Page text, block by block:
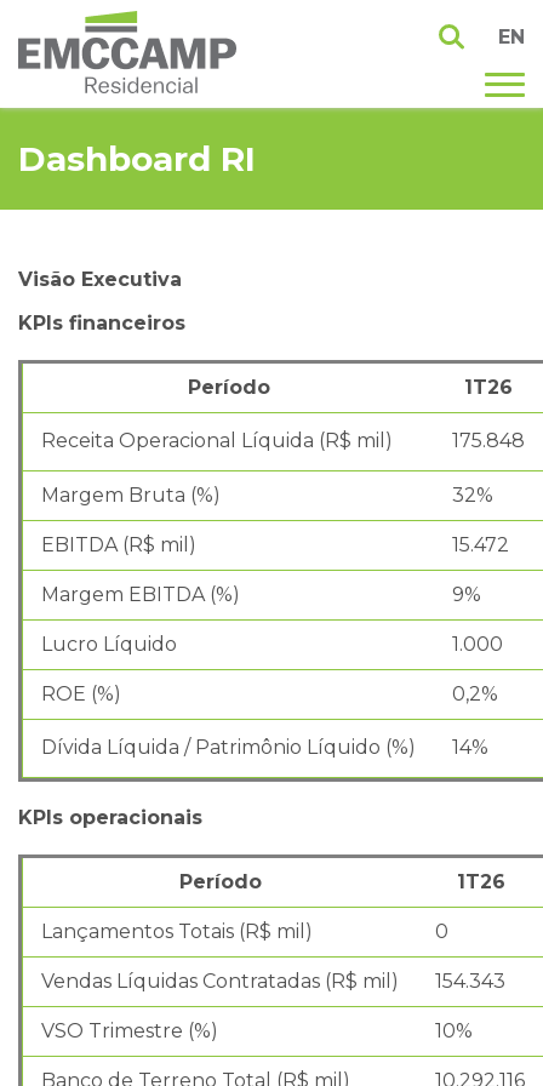
EN
Dashboard RI
Visão Executiva
KPIs financeiros
Período 1T26
Receita Operacional Líquida (R$ mil) 175.848
Margem Bruta (%) 32%
EBITDA (R$ mil) 15.472
Margem EBITDA (%) 9%
Lucro Líquido 1.000
ROE (%) 0,2%
Dívida Líquida / Patrimônio Líquido (%) 14%
KPIs operacionais
Período 1T26
Lançamentos Totais (R$ mil) 0
Vendas Líquidas Contratadas (R$ mil) 154.343
VSO Trimestre (%) 10%
Banco de Terreno Total (R$ mil) 10.292.116